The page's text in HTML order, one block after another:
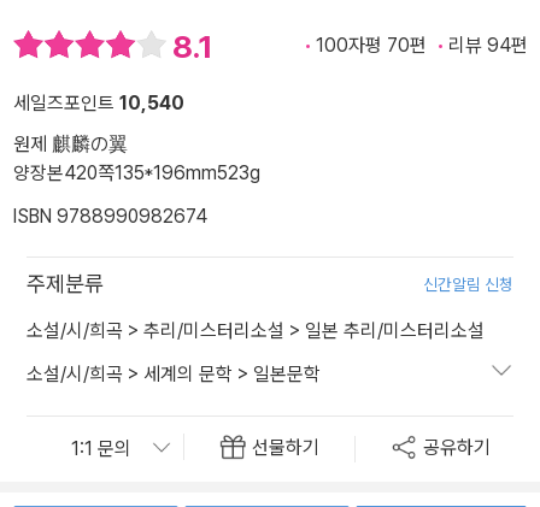
8.1 100자평 70편 리뷰 94편
세일즈포인트 10,540
원제 麒麟の翼
양장본420쪽135*196mm523g
ISBN 9788990982674
주제분류 신간알림 신청
소설/시/희곡 > 추리/미스터리소설 > 일본 추리/미스터리소설
소설/시/희곡 > 세계의 문학 > 일본문학
선물하기 공유하기